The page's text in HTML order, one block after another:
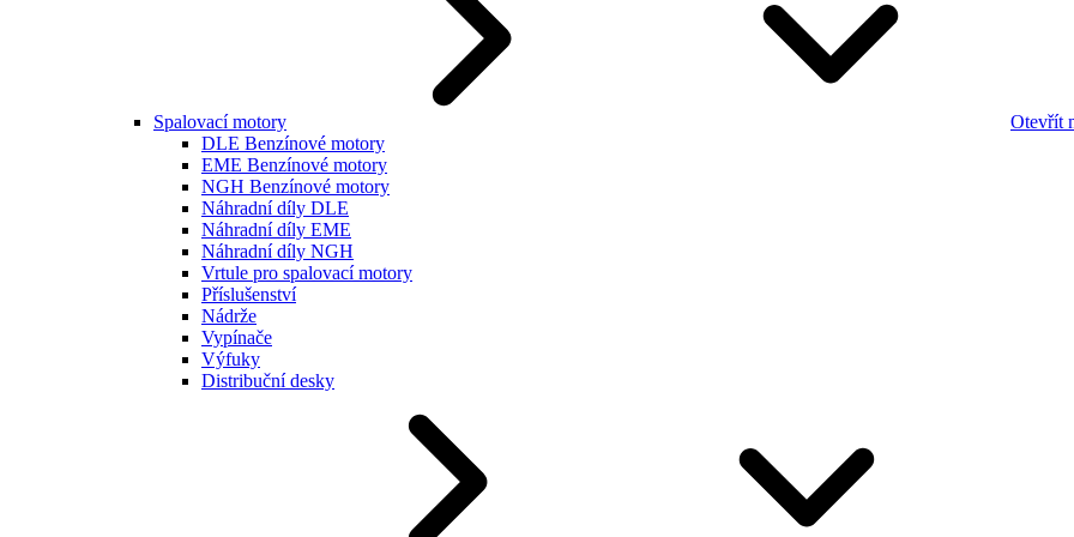
Spalovací motory
Otevřít
DLE Benzínové motory
EME Benzínové motory
NGH Benzínové motory
Náhradní díly DLE
Náhradní díly EME
Náhradní díly NGH
Vrtule pro spalovací motory
Příslušenství
Nádrže
Vypínače
Výfuky
Distribuční desky